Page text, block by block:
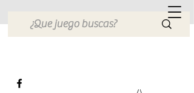
Xbox Planet México